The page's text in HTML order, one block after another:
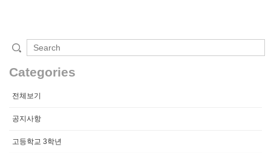
Categories
전체보기
공지사항
고등학교 3학년